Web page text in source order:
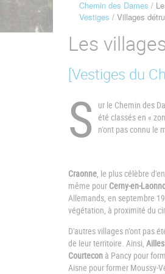
Fil
Chemin des Dames Le
Vestiges Villages
Les
[Vestiges du
S
ur le Chemin des
été classés en «
n'ont pas connu le
Craonne, le plus célèbre
même pour Cerny-en-
Allemands, en septembre
végétation, à proximité du
D'autres villages n’ont pas
de leur territoire. Ainsi, Ailles
Courtecon à Pancy pour
Aisne pour former Moussy-